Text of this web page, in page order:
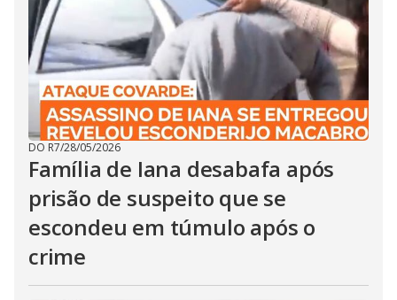
DO R7/28/05/2026
Família de Iana desabafa após
prisão de suspeito que se
escondeu em túmulo após o
crime